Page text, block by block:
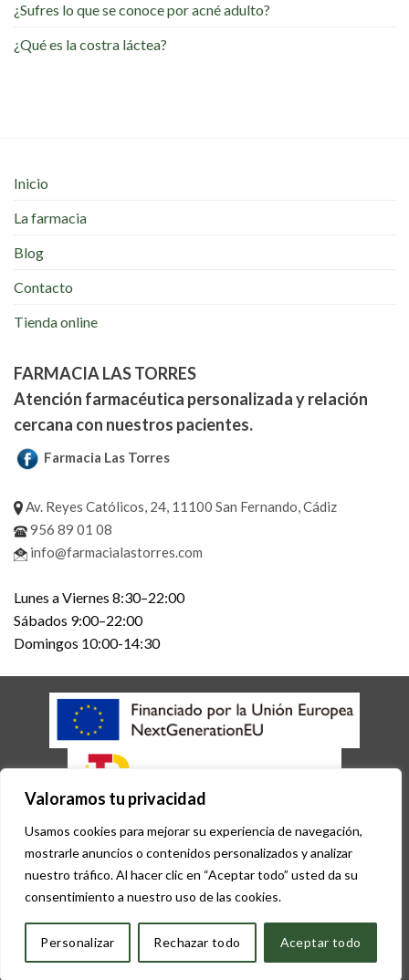
Valoramos tu privacidad
Usamos cookies para mejorar su experiencia de navegación,
mostrarle anuncios o contenidos personalizados y analizar
nuestro tráfico. Al hacer clic en “Aceptar todo” usted da su
consentimiento a nuestro uso de las cookies.
Personalizar Rechazar todo Aceptar todo
¿Sufres lo que se conoce por acné adulto?
¿Qué es la costra láctea?
Inicio
La farmacia
Blog
Contacto
Tienda online
FARMACIA LAS TORRES
Atención farmacéutica personalizada y relación
cercana con nuestros pacientes.
Farmacia Las Torres
Av. Reyes Católicos, 24, 11100 San Fernando, Cádiz
956 89 01 08
info@farmacialastorres.com
Lunes a Viernes 8:30–22:00
Sábados 9:00–22:00
Domingos 10:00-14:30
AVISO LEGAL POLÍTICA DE COOKIES
POLÍTICA DE PRIVACIDAD
ACCESIBILIDAD
Copyright 2026 © Desarrollado por Sisfarma